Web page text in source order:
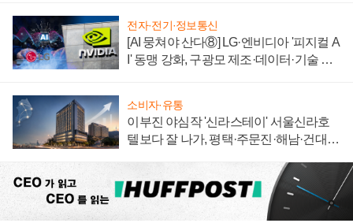
전자·전기·정보통신
[AI 뭉쳐야 산다⑧] LG·엔비디아 '피지컬 A
I' 동맹 강화, 구광모 제조·데이터·기술 결
소비자·유통
이부진 야심작 '신라스테이' 서울신라호
텔보다 잘 나가, 평택·주문진·해남·건대로